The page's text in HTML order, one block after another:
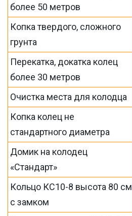
более 50 метров
Копка твердого, сложного
грунта
Перекатка, докатка колец
более 30 метров
Очистка места для колодца
Копка колец не
стандартного диаметра
Домик на колодец
«Стандарт»
Кольцо КС10-8 высота 80 см
с замком